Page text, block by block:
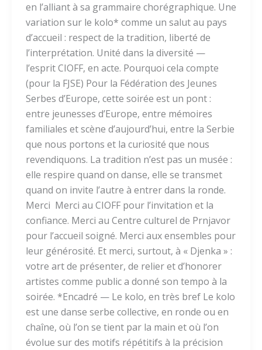
en l’alliant à sa grammaire chorégraphique. Une
variation sur le kolo* comme un salut au pays
d’accueil : respect de la tradition, liberté de
l’interprétation. Unité dans la diversité —
l’esprit CIOFF, en acte. Pourquoi cela compte
(pour la FJSE) Pour la Fédération des Jeunes
Serbes d’Europe, cette soirée est un pont :
entre jeunesses d’Europe, entre mémoires
familiales et scène d’aujourd’hui, entre la Serbie
que nous portons et la curiosité que nous
revendiquons. La tradition n’est pas un musée :
elle respire quand on danse, elle se transmet
quand on invite l’autre à entrer dans la ronde.
Merci Merci au CIOFF pour l’invitation et la
confiance. Merci au Centre culturel de Prnjavor
pour l’accueil soigné. Merci aux ensembles pour
leur générosité. Et merci, surtout, à « Djenka » :
votre art de présenter, de relier et d’honorer
artistes comme public a donné son tempo à la
soirée. *Encadré — Le kolo, en très bref Le kolo
est une danse serbe collective, en ronde ou en
chaîne, où l’on se tient par la main et où l’on
évolue sur des motifs répétitifs à la précision